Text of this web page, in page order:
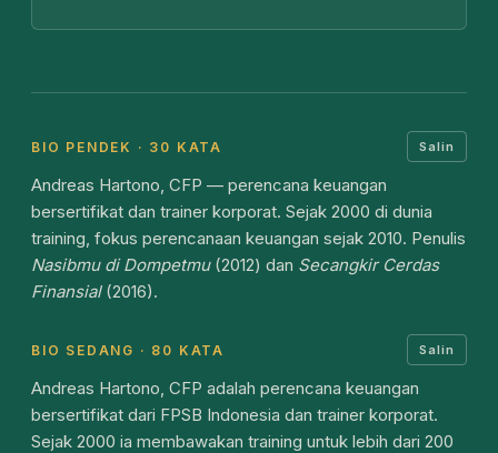
BIO PENDEK · 30 KATA Salin
Andreas Hartono, CFP — perencana keuangan
bersertifikat dan trainer korporat. Sejak 2000 di dunia
training, fokus perencanaan keuangan sejak 2010. Penulis
Nasibmu di Dompetmu(2012) dan Secangkir Cerdas
Finansial(2016).
BIO SEDANG · 80 KATA Salin
Andreas Hartono, CFP adalah perencana keuangan
bersertifikat dari FPSB Indonesia dan trainer korporat.
Sejak 2000 ia membawakan training untuk lebih dari 200